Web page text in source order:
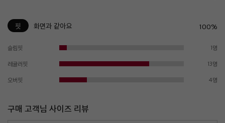
핏 화면과 같아요 100%
슬림핏 1명
레귤러핏 13명
오버핏 4명
구매 고객님 사이즈 리뷰